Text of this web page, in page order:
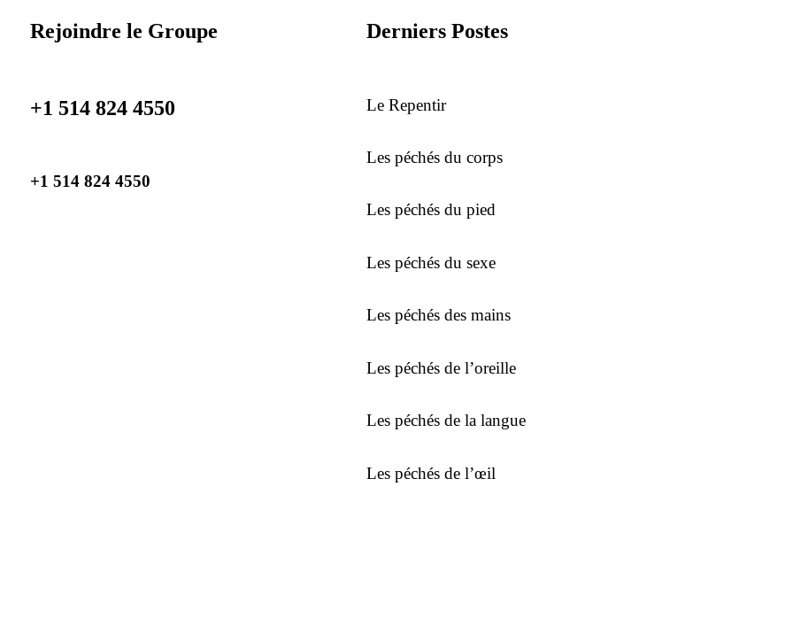
Rejoindre le Groupe
+1 514 824 4550
+1 514 824 4550
Derniers Postes
Le Repentir
Les péchés du corps
Les péchés du pied
Les péchés du sexe
Les péchés des mains
Les péchés de l’oreille
Les péchés de la langue
Les péchés de l’œil